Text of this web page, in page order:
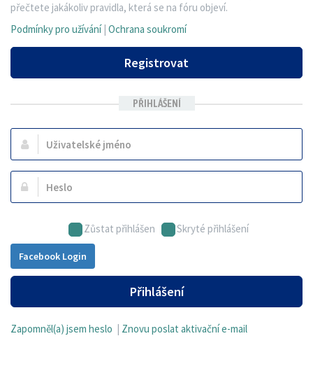
přečtete jakákoliv pravidla, která se na fóru objeví.
Podmínky pro užívání| Ochrana soukromí
Registrovat
PŘIHLÁŠENÍ
Uživatelské
jméno:
Heslo:
Zůstat přihlášen Skryté přihlášení
Facebook Login
Přihlášení
Zapomněl(a) jsem heslo Znovu poslat aktivační e-mail